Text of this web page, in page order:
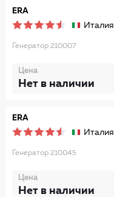
ERA
Италия
Генератор 210007
Цена
Нет в наличии
ERA
Италия
Генератор 210045
Цена
Нет в наличии